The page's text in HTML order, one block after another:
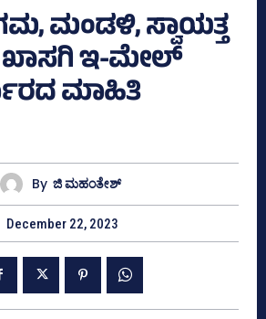
ಮಂಡಳಿ, ಸ್ವಾಯತ್ತ
ಖಾಸಗಿ ಇ-ಮೇಲ್‌
ಮಾಹಿತಿ
By ಜಿ ಮಹಂತೇಶ್
December 22, 2023